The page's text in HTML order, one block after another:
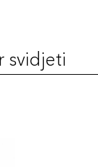
svidjeti